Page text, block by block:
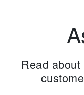
Read